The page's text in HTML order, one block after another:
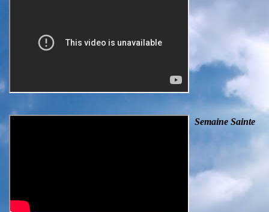
Semaine Sainte